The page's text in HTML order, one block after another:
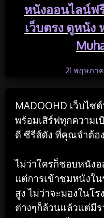
หนังออนไลน์ฟ
เว็บตรง ดูหนัง
21 พฤษภา
MADOOHD เว็บไ
พร้อมเสิร์ฟทุกความ
ดี ซีรีส์ดัง ที่คุณจำต้อ
ไม่ว่าใครก็ชอบหนัง
แต่การเข้าชมหนังใ
สูง ไม่ว่าจะมองในโ
ต่างๆก็ล้วนแล้วแต่มี